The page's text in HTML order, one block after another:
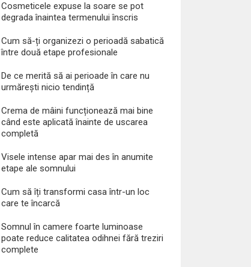
Cosmeticele expuse la soare se pot
degrada înaintea termenului înscris
Cum să-ți organizezi o perioadă sabatică
între două etape profesionale
De ce merită să ai perioade în care nu
urmărești nicio tendință
Crema de mâini funcționează mai bine
când este aplicată înainte de uscarea
completă
Visele intense apar mai des în anumite
etape ale somnului
Cum să îți transformi casa într-un loc
care te încarcă
Somnul în camere foarte luminoase
poate reduce calitatea odihnei fără treziri
complete